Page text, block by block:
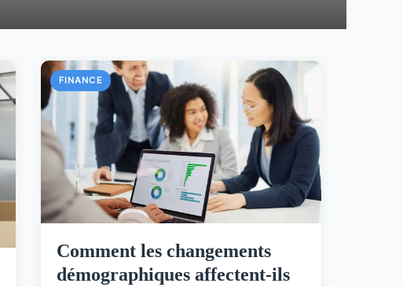
FINANCE
Comment les changements
démographiques affectent-ils